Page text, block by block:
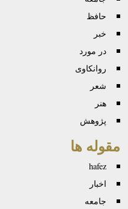
حافظ
خبر
در مورد
روانكاوی
شعر
هنر
پژوهش
مقوله ها
hafez
اخبار
جامعه